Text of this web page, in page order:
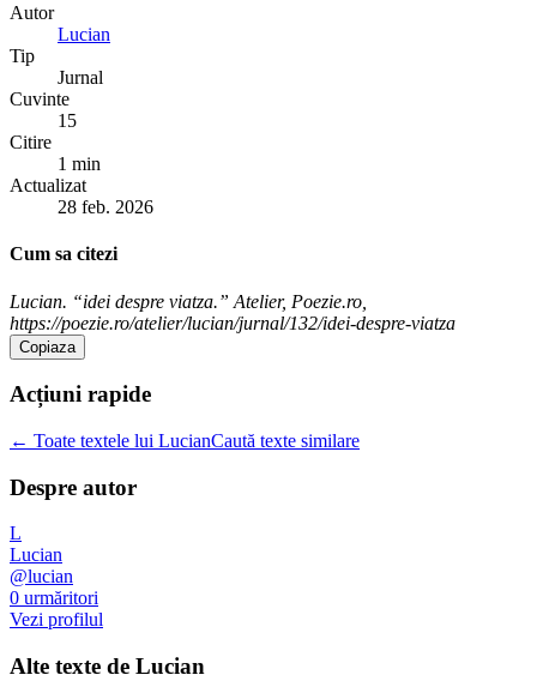
Autor
Lucian
Tip
Jurnal
Cuvinte
15
Citire
1 min
Actualizat
28 feb. 2026
Cum sa citezi
Lucian. “idei despre viatza.” Atelier, Poezie.ro,
https://poezie.ro/atelier/lucian/jurnal/132/idei-despre-viatza
Copiaza
Acțiuni rapide
← Toate textele lui LucianCaută texte similare
Despre autor
L
Lucian
@lucian
0 urmăritori
Vezi profilul
Alte texte de Lucian